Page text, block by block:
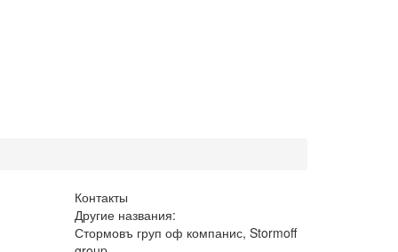
Контакты
Другие названия:
Стормовъ груп оф компанис, Stormoff